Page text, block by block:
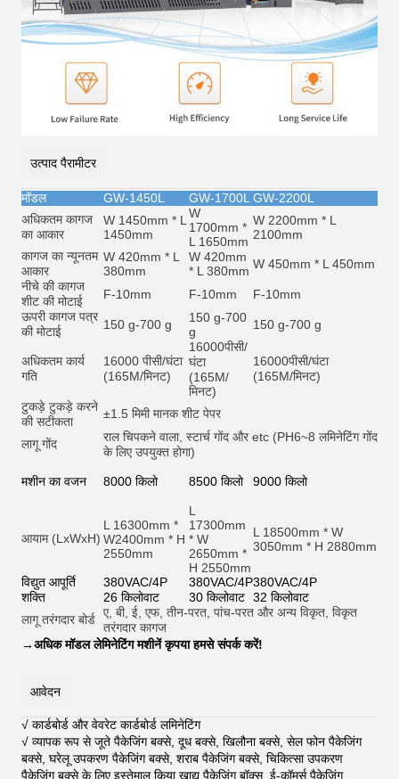
उत्पाद पैरामीटर
मॉडल GW-1450L GW-1700L GW-2200L
अधिकतम कागज
का आकार
W 1450mm * L
1450mm
W
1700mm *
L 1650mm
W 2200mm * L
2100mm
कागज का न्यूनतम
आकार
W 420mm * L
380mm
W 420mm
* L 380mm W 450mm * L 450mm
नीचे की कागज
शीट की मोटाई
F-10mm F-10mm
F-10mm
ऊपरी कागज पत्र
की मोटाई
150 g-700 g
150 g-700
g
150 g-700 g
अधिकतम कार्य
गति
16000 पीसी/घंटा
(165M/मिनट)
16000पीसी/
घंटा
(165M/
मिनट)
16000पीसी/घंटा
(165M/मिनट)
टुकड़े टुकड़े करने
की सटीकता
±1.5 मिमी मानक शीट पेपर
लागू गोंद राल चिपकने वाला, स्टार्च गोंद और etc (PH6~8 लमिनेटिंग गोंद
के लिए उपयुक्त होगा)
मशीन का वजन 8000 किलो 8500 किलो 9000 किलो
आयाम (LxWxH)
L 16300mm *
W2400mm * H
2550mm
L
17300mm
* W
2650mm *
H 2550mm
L 18500mm * W
3050mm * H 2880mm
विद्युत आपूर्ति 380VAC/4P 380VAC/4P380VAC/4P
शक्ति
26 किलोवाट 30 किलोवाट 32 किलोवाट
लागू तरंगदार बोर्ड ए, बी, ई, एफ, तीन-परत, पांच-परत और अन्य विकृत, विकृत
तरंगदार कागज
→अधिक मॉडल लेमिनेटिंग मशीनें कृपया हमसे संपर्क करें!
आवेदन
√ कार्डबोर्ड और वेवरेट कार्डबोर्ड लमिनेटिंग
√ व्यापक रूप से जूते पैकेजिंग बक्से, दूध बक्से, खिलौना बक्से, सेल फोन पैकेजिंग
बक्से, घरेलू उपकरण पैकेजिंग बक्से, शराब पैकेजिंग बक्से, चिकित्सा उपकरण
पैकेजिंग बक्से के लिए इस्तेमाल किया,खाद्य पैकेजिंग बॉक्स, ई-कॉमर्स पैकेजिंग,